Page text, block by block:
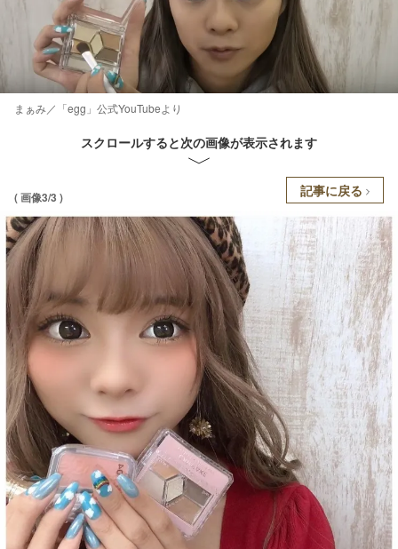
まぁみ／「egg」公式YouTubeより
スクロールすると次の画像が表示されます
( 画像3/3 ) 記事に戻る